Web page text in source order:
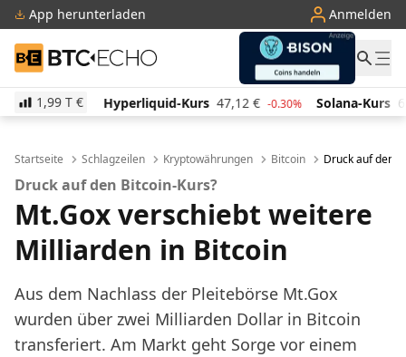
App herunterladen Anmelden
BTC-ECHO
1,99 T €
Hyperliquid-Kurs 47,12 € -0.30% Solana-Kurs 66,25 €
Startseite Schlagzeilen Kryptowährungen Bitcoin Druck auf den
Druck auf den Bitcoin-Kurs?
Mt.Gox verschiebt weitere
Milliarden in Bitcoin
Aus dem Nachlass der Pleitebörse Mt.Gox
wurden über zwei Milliarden Dollar in Bitcoin
transferiert. Am Markt geht Sorge vor einem